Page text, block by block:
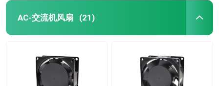
AC-交流机风扇 (21)